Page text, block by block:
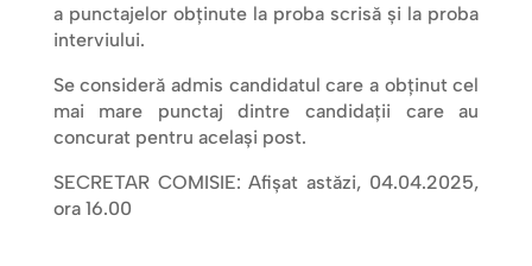
a punctajelor obţinute la proba scrisă şi la proba
interviului.
Se consideră admis candidatul care a obţinut cel
mai mare punctaj dintre candidaţii care au
concurat pentru acelaşi post.
SECRETAR COMISIE: Afişat astăzi, 04.04.2025,
ora 16.00